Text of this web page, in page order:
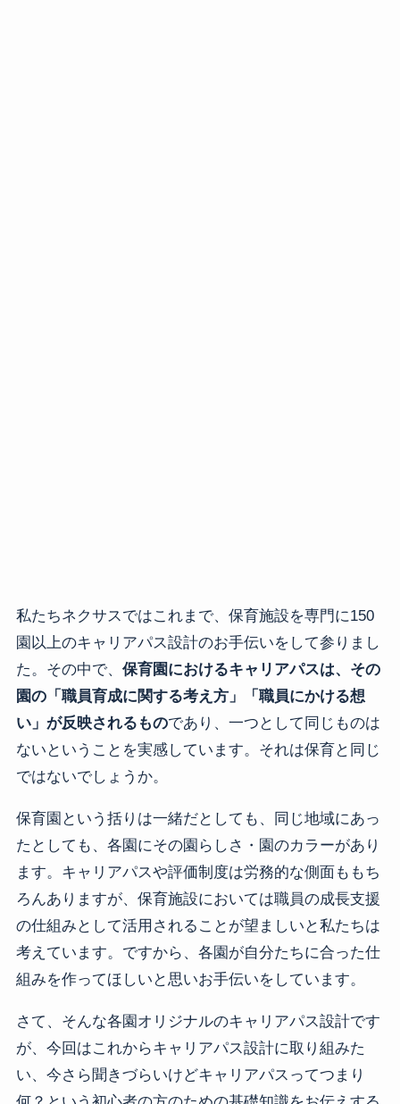
私たちネクサスではこれまで、保育施設を専門に150
園以上のキャリアパス設計のお手伝いをして参りまし
た。その中で、 保育園におけるキャリアパスは、その
園の「職員育成に関する考え方」「職員にかける想
い」が反映されるものであり、一つとして同じものは
ないということを実感しています。それは保育と同じ
ではないでしょうか。
保育園という括りは一緒だとしても、同じ地域にあっ
たとしても、各園にその園らしさ・園のカラーがあり
ます。キャリアパスや評価制度は労務的な側面ももち
ろんありますが、保育施設においては職員の成長支援
の仕組みとして活用されることが望ましいと私たちは
考えています。ですから、各園が自分たちに合った仕
組みを作ってほしいと思いお手伝いをしています。
さて、そんな各園オリジナルのキャリアパス設計です
が、今回はこれからキャリアパス設計に取り組みた
い、今さら聞きづらいけどキャリアパスってつまり